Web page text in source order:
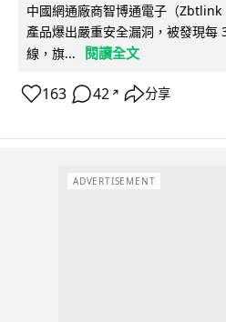
中國網通廠商智博通電子（
產品爆出嚴重安全漏洞，被發現每
線，旗...
閱讀全文
163 42 ↗ 分享
ADVERTISEMENT